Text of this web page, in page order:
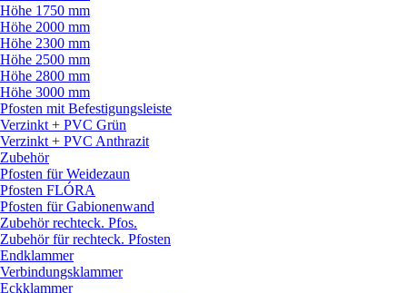
Höhe 1750 mm
Höhe 2000 mm
Höhe 2300 mm
Höhe 2500 mm
Höhe 2800 mm
Höhe 3000 mm
Pfosten mit Befestigungsleiste
Verzinkt + PVC Grün
Verzinkt + PVC Anthrazit
Zubehör
Pfosten für Weidezaun
Pfosten FLÓRA
Pfosten für Gabionenwand
Zubehör rechteck. Pfos.
Zubehör für rechteck. Pfosten
Endklammer
Verbindungsklammer
Eckklammer